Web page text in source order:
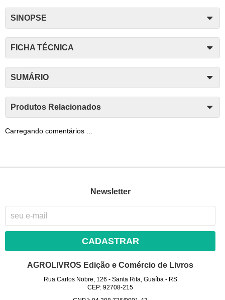
SINOPSE
FICHA TÉCNICA
SUMÁRIO
Produtos Relacionados
Carregando comentários ...
Newsletter
CADASTRAR
AGROLIVROS Edição e Comércio de Livros
Rua Carlos Nobre, 126 - Santa Rita, Guaíba- RS
CEP: 92708-215